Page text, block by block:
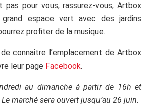
pas pour vous, rassurez-vous, Artbox
espace vert avec des jardins
profiter de la musique.
connaitre l’emplacement de Artbox
leur page Facebook.
au dimanche à partir de 16h et
marché sera ouvert jusqu’au 26 juin.